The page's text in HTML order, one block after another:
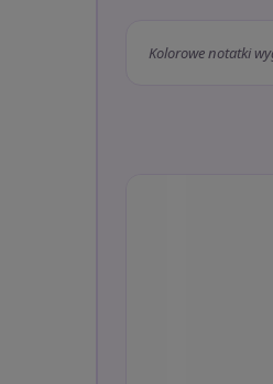
Kolorowe notatki